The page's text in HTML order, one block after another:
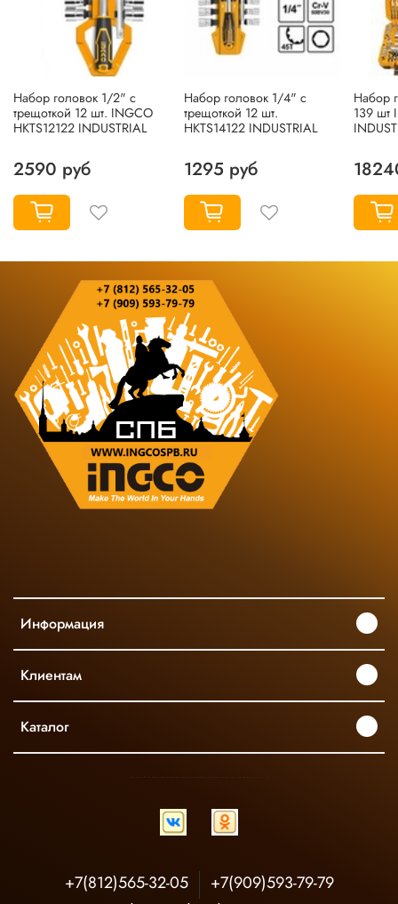
Набор головок 1/2" с
трещоткой 12 шт. INGCO
HKTS12122 INDUSTRIAL
2590 руб
Набор головок 1/4" с
трещоткой 12 шт.
HKTS14122 INDUSTRIAL
1295 руб
Набор
139 шт
Информация
Клиентам
Каталог
+7(812)565-32-05
+7(909)593-79-79